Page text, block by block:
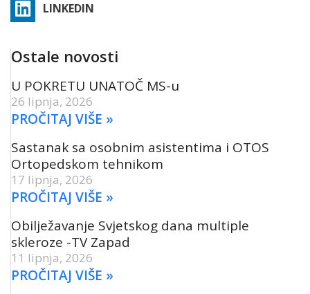
LINKEDIN
Ostale novosti
U POKRETU UNATOČ MS-u
26 lipnja, 2026
PROČITAJ VIŠE »
Sastanak sa osobnim asistentima i OTOS
Ortopedskom tehnikom
17 lipnja, 2026
PROČITAJ VIŠE »
Obilježavanje Svjetskog dana multiple
skleroze -TV Zapad
11 lipnja, 2026
PROČITAJ VIŠE »